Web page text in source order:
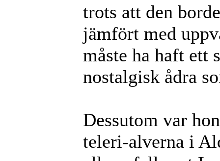
trots att den
jämfört med
måste ha haft ett
nostalgisk ådra
Dessutom var
teleri-alverna i